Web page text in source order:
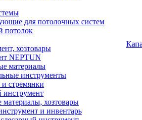
для потолочных систем
потолок
хозтовары
NEPTUN
материалы
инструменты
стремянки
материалы, хозтовары
и инвентарь